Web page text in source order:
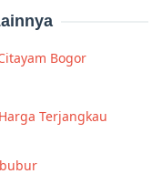
Bogor
Terjangkau